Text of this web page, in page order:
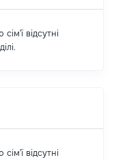
відсутні
відсутні